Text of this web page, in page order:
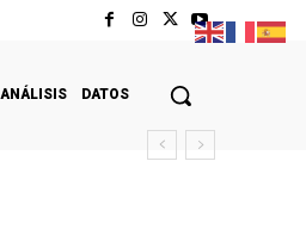
ANÁLISIS DATOS